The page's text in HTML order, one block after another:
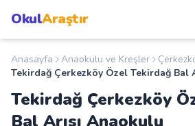
OkulAraştır
Anasayfa
Okullar
Anasayfa Anaokulu ve Kreşler
Tekirdağ Çerkezköy Özel Tekirdağ Bal
Tekirdağ Çerkezköy
Bal Arısı Anaokulu